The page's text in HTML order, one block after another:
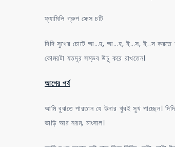
ফ্যামিলি গ্রুপ সেক্স চটি
দিদি সুখের চোটে আ…হ, আ…হ, ই…স, ই..স করতে
কোমরটা যতদূর সম্ভব উচু করে রাখতেন।
আগের পর্ব
আমি বুঝতে পারতান যে উনার খুবই সুখ পাচ্ছেন।
ভাড়ি আর নরম, মাংসাল।